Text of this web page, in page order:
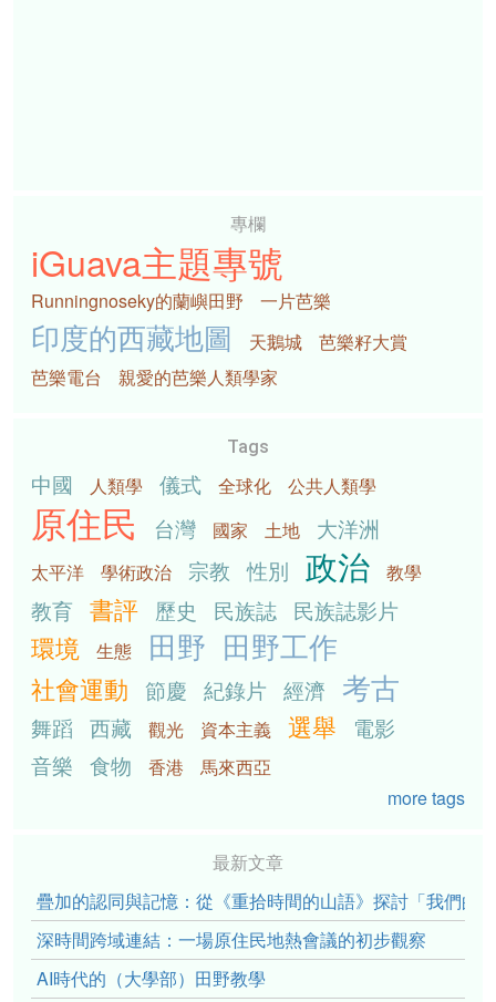
專欄
iGuava主題專號
Runningnoseky的蘭嶼田野 一片芭樂
印度的西藏地圖 天鵝城
芭樂籽大賞
芭樂電台
親愛的芭樂人類學家
Tags
中國 人類學 儀式 全球化 公共人類學
原住民 台灣 國家 土地 大洋洲
太平洋 學術政治 宗教 性別 政治 教學
教育 書評 歷史 民族誌 民族誌影片
環境 生態 田野 田野工作
社會運動 節慶 紀錄片 經濟 考古
舞蹈 西藏 觀光 資本主義 選舉
電影
音樂 食物 香港
馬來西亞
more tags
最新文章
疊加的認同與記憶：從《重拾時間的山語》探討「我們的
深時間跨域連結：一場原住民地熱會議的初步觀察
AI時代的（大學部）田野教學